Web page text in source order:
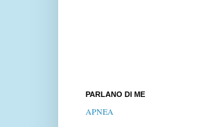
PARLANO DI ME
APNEA